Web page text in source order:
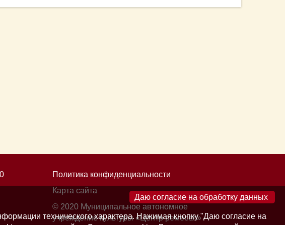
технического характера. Нажимая кнопку "Даю согласие на
Политика конфиденциальности
Карта сайта
© 2020 Муниципальное автономное
учреждение культуры «Центр ремесел»